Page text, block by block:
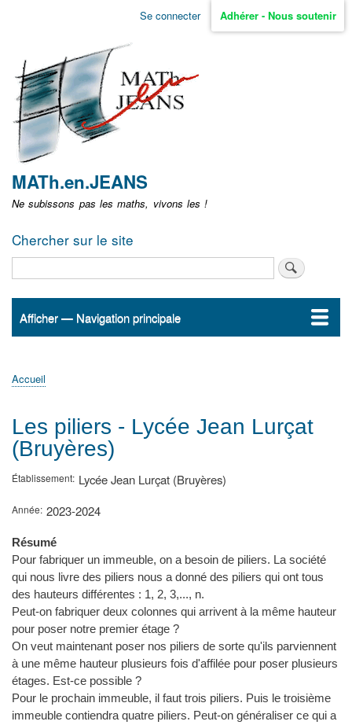
Aller
non
identifié
Se connecter Adhérer - Nous soutenir
MATh.en.JEANS
Ne subissons pas les maths, vivons les !
Chercher sur le site
Navigation
Afficher — Navigation principale
Accueil
ActualitésMATh.en.JEANS ?
Régions et Ateliers
Créer, gérer un atelier
Sujets/Publications
Congrès
d'Ariane
Accueil
Les piliers - Lycée Jean Lurçat
(Bruyères)
Établissement Lycée Jean Lurçat (Bruyères)
Année 2023-2024
Résumé
Pour fabriquer un immeuble, on a besoin de piliers. La société
qui nous livre des piliers nous a donné des piliers qui ont tous
des hauteurs différentes : 1, 2, 3,..., n.
Peut-on fabriquer deux colonnes qui arrivent à la même hauteur
pour poser notre premier étage ?
On veut maintenant poser nos piliers de sorte qu'ils parviennent
à une même hauteur plusieurs fois d'affilée pour poser plusieurs
étages. Est-ce possible ?
Pour le prochain immeuble, il faut trois piliers. Puis le troisième
immeuble contiendra quatre piliers. Peut-on généraliser ce qui a